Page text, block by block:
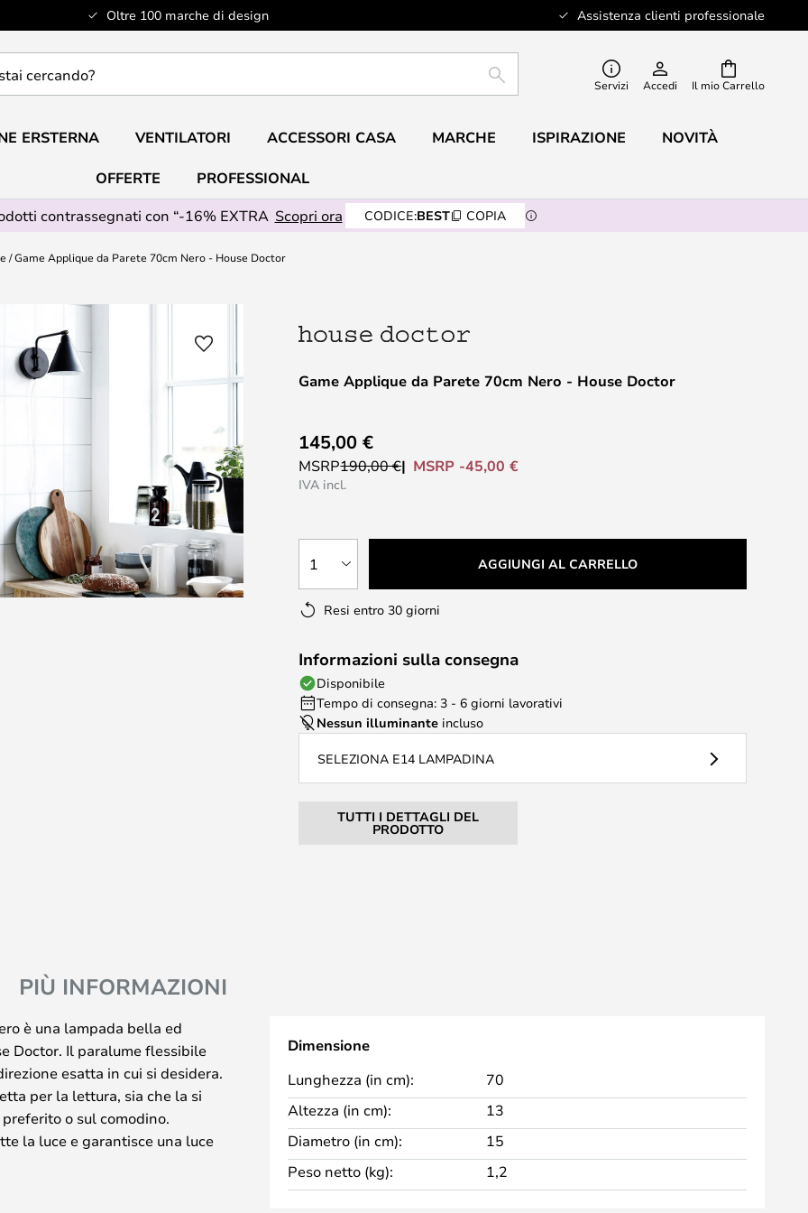
Oltre 100 marche di design Assistenza clienti professionale
Il mio Carrello
RICERCA Servizi Accedi
ERSTERNA VENTILATORI ACCESSORI CASA MARCHE ISPIRAZIONE NOVITÀ
OFFERTE
PROFESSIONAL
contrassegnati con “-16% EXTRA Scopri ora CODICE:BEST COPIA
Game Applique da Parete 70cm Nero - House Doctor
Game Applique da Parete 70cm Nero - House Doctor
145,00 €
MSRP190,00 € MSRP -45,00 €
IVA incl.
1 AGGIUNGI AL CARRELLO
Resi entro 30 giorni
Informazioni sulla consegna
Disponibile
Tempo di consegna: 3 - 6 giorni lavorativi
Nessun illuminante incluso
SELEZIONA E14 LAMPADINA
TUTTI I DETTAGLI DEL
PRODOTTO
PIÙ INFORMAZIONI
è una lampada bella ed
Doctor. Il paralume flessibile
esatta in cui si desidera.
per la lettura, sia che la si
o sul comodino.
la luce e garantisce una luce
raffinato con un'espressione
Dimensione
Lunghezza (in cm):
70
Altezza (in cm):
13
Diametro (in cm):
15
Peso netto (kg):
1,2